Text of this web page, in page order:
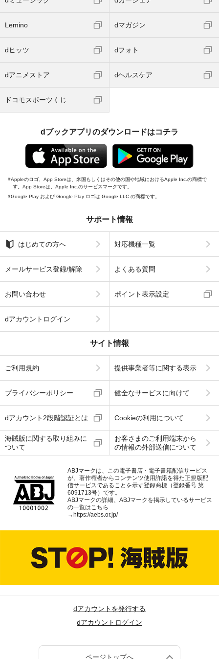
Lemino dマガジン
dヒッツ dフォト
dアニメストア dヘルスケア
ドコモスポーツくじ
dブックアプリのダウンロードはコチラ
Appleのロゴ、App Storeは、米国もしくはその他の国や地域におけるApple Inc.の商標で
す。App Storeは、Apple Inc.のサービスマークです。
Google Play および Google Play ロゴは Google LLC の商標です。
サポート情報
はじめての方へ 対応機種一覧
メールサービス登録/解除 よくある質問
お問い合わせ ポイント表示設定
dアカウントログイン
サイト情報
ご利用規約 提供事業者等に関する表示
プライバシーポリシー 健全なサービスに向けて
dアカウント2段階認証とは Cookieの利用について
海賊版に関する取り組みに
ついて
お客さまのご利用端末から
の情報の外部送信について
ABJマークは、この電子書店・電子書籍配信サービス
が、著作権者からコンテンツ使用許諾を得た正規版配
信サービスであることを示す登録商標（登録番号 第
6091713号）です。
ABJマークの詳細、ABJマークを掲示しているサービス
の一覧はこちら
→ https://aebs.or.jp/
dアカウントを発行する
dアカウントログイン
ページトップへ